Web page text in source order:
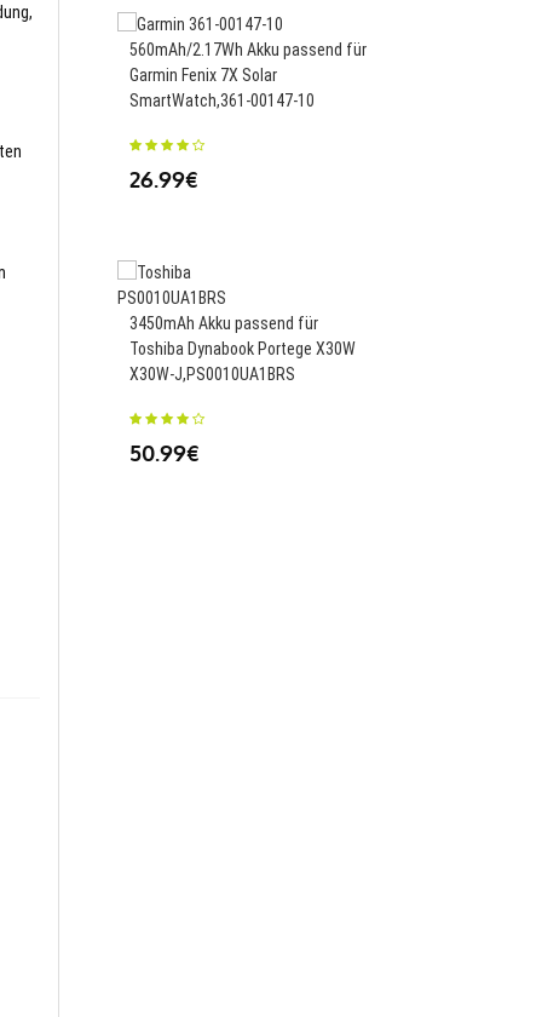
560mAh/2.17Wh Akku passend für
Garmin Fenix 7X Solar
SmartWatch,361-00147-10
26.99€
3450mAh Akku passend für
Toshiba Dynabook Portege X30W
X30W-J,PS0010UA1BRS
50.99€